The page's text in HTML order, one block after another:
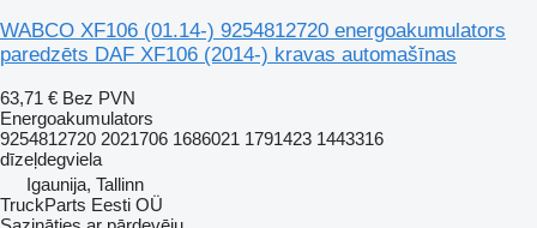
WABCO XF106 (01.14-) 9254812720 energoakumulators
paredzēts DAF XF106 (2014-) kravas automašīnas
63,71 € Bez PVN
Energoakumulators
9254812720 2021706 1686021 1791423 1443316
dīzeļdegviela
Igaunija, Tallinn
TruckParts Eesti OÜ